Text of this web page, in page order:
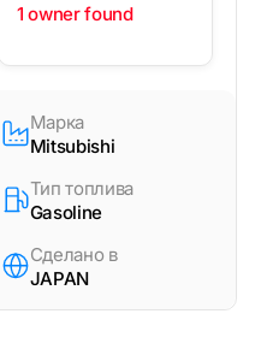
1 owner found
Марка
Mitsubishi
Тип топлива
Gasoline
Сделано в
JAPAN